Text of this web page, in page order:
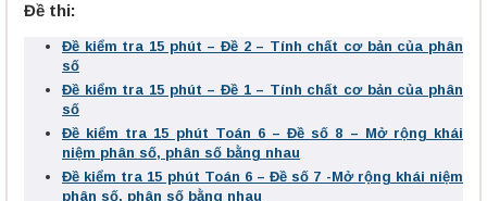
Đề thi:
Đề kiểm tra 15 phút – Đề 2 – Tính chất cơ bản của phân
số
Đề kiểm tra 15 phút – Đề 1 – Tính chất cơ bản của phân
số
Đề kiểm tra 15 phút Toán 6 – Đề số 8 – Mở rộng khái
niệm phân số, phân số bằng nhau
Đề kiểm tra 15 phút Toán 6 – Đề số 7 -Mở rộng khái niệm
phân số, phân số bằng nhau